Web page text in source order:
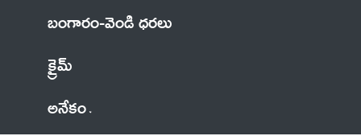
బంగారం-వెండి ధరలు
క్రైమ్
అనేకం